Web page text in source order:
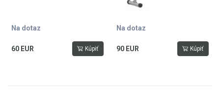
Na dotaz
60 EUR Kúpiť
Na dotaz
90 EUR Kúpiť